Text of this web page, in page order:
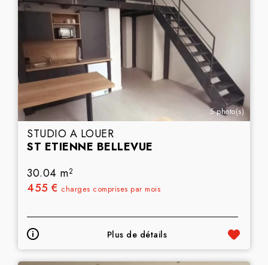
5 photo(s)
STUDIO A LOUER
ST ETIENNE BELLEVUE
30.04 m2
455 € charges comprises par mois
Plus de détails